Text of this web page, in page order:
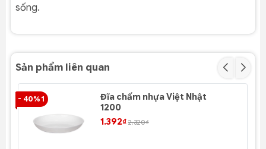
sống.
Sản phẩm liên quan
- 40% 1
Đĩa chấm nhựa Việt Nhật
1200
1.392₫ 2.320₫